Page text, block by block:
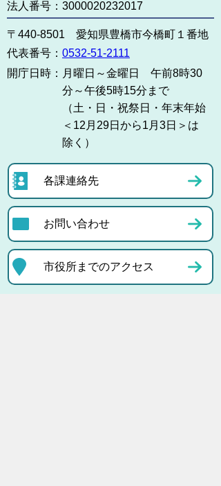
法人番号：3000020232017
〒440-8501 愛知県豊橋市今橋町１番地
代表番号： 0532-51-2111
開庁日時： 月曜日～金曜日 午前8時30
分～午後5時15分まで
（土・日・祝祭日・年末年始
＜12月29日から1月3日＞は
除く）
各課連絡先
お問い合わせ
市役所までのアクセス